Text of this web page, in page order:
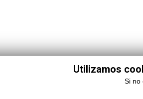
Utilizamos
Si no